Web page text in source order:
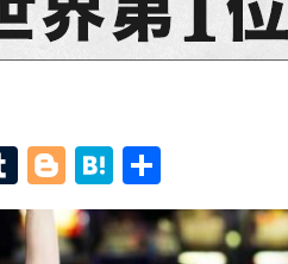
Tumblr
Blogger
Hatena
有